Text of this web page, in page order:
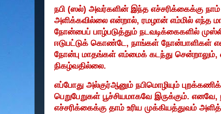
நபி (ஸல்) அவர்களின் இந்த எச்சரிக்கைக்கு நாம்
அளிக்கவில்லை என்றால், ரமழான் எம்மில் எந்த
நோன்பைப் பாழ்படுத்தும் நடவடிக்கைகளில்
ஈடுபட்டுக் கொண்டே, நாங்கள் நோன்பாளிகள்
நோன்பு மாதங்கள் எம்மைக் கடந்து சென்றாலும்,
நிகழ்வதில்லை.
எப்போது அல்குர்ஆனும் நபிமொழியும்
பெறுபேறுகள் பூச்சியமாகவே இருக்கும். எனவே,
எச்சரிக்கைக்கு தாம் உரிய முக்கியத்துவம்